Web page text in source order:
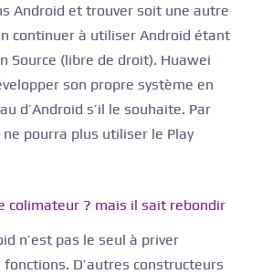
Android et trouver soit une autre
continuer à utiliser Android étant
Source (libre de droit). Huawei
son propre système en
d’Android s’il le souhaite. Par
pourra plus utiliser le Play
colimateur ? mais il sait rebondir
n’est pas le seul à priver
D’autres constructeurs